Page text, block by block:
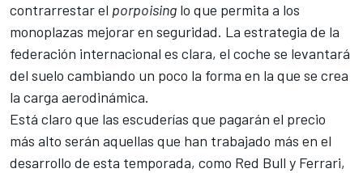
contrarrestar el porpoising lo que permita a los
monoplazas mejorar en seguridad. La estrategia de la
federación internacional es clara, el coche se levantará
del suelo cambiando un poco la forma en la que se crea
la carga aerodinámica.
Está claro que las escuderías que pagarán el precio
más alto serán aquellas que han trabajado más en el
desarrollo de esta temporada, como Red Bull y Ferrari,